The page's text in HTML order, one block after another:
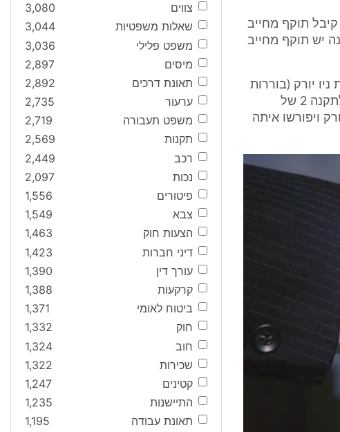
ישראל ביום 5.1.1959 ואישור זה קיבל תוקף מחייב
אישרה את האמנה ביום 10.10.1960 ולאמנה יש תוקף מחייב
יורק (בוררות
חוץ), התשל"ח - 1978 (להלן: תקנות ביצוע אמנת ניו יורק). בהתאם לתקנה 2 של
ויפורשו איתה
צווים
3,080
שאלות משפטיות
3,044
משפט פלילי
3,036
מיסים
2,897
תאונת דרכים
2,892
ערעור
2,735
משפט תעבורה
2,719
תקנות
2,569
רכב
2,449
נכות
2,097
פיטורים
1,556
צבא
1,549
הצעות חוק
1,463
דיני חברות
1,423
עורך דין
1,390
קרקעות
1,388
ביטוח לאומי
1,371
חוק
1,332
חוב
1,324
שכירות
1,322
קטינים
1,247
התיישנות
1,235
תאונת עבודה
1,195